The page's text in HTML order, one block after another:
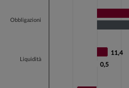
The chart has 1 Y axis
11,4
11,4
0,5
0,5
Obbligazioni
Liquidità